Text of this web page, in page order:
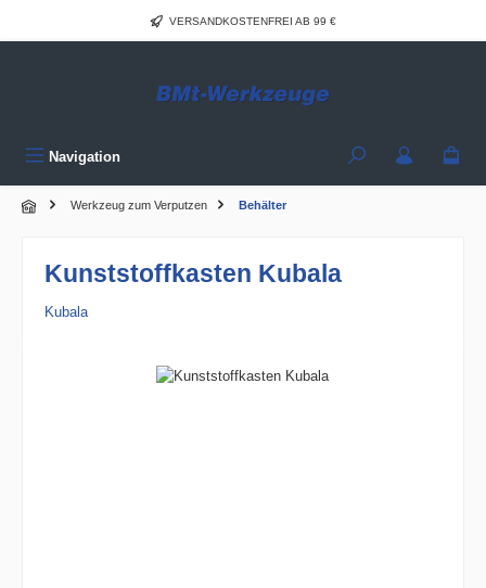
Zum Hauptinhalt springenVERSANDKOSTENFREI AB 99 €
Navigation
Werkzeug zum Verputzen Behälter
Kunststoffkasten Kubala
Kubala
Bildergalerie überspringen